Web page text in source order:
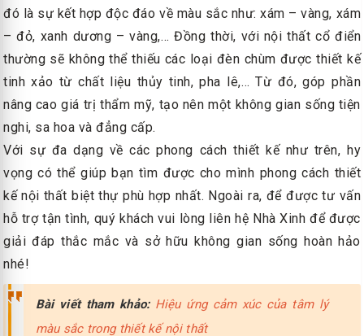
đó là sự kết hợp độc đáo về màu sắc như: xám – vàng, xám
– đỏ, xanh dương – vàng,… Đồng thời, với nội thất cổ điển
thường sẽ không thể thiếu các loại đèn chùm được thiết kế
tinh xảo từ chất liệu thủy tinh, pha lê,… Từ đó, góp phần
nâng cao giá trị thẩm mỹ, tạo nên một không gian sống tiện
nghi, sa hoa và đẳng cấp.
Với sự đa dạng về các phong cách thiết kế như trên, hy
vọng có thể giúp bạn tìm được cho mình phong cách thiết
kế nội thất biệt thự phù hợp nhất. Ngoài ra, để được tư vấn
hỗ trợ tận tình, quý khách vui lòng liên hệ Nhà Xinh để được
giải đáp thắc mắc và sở hữu không gian sống hoàn hảo
nhé!
Bài viết tham khảo: Hiệu ứng cảm xúc của tâm lý
màu sắc trong thiết kế nội thất